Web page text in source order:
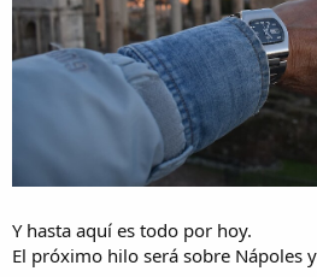
Y hasta aquí es todo por hoy.
El próximo hilo será sobre Nápoles